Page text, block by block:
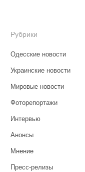
Рубрики
Одесские новости
Украинские новости
Мировые новости
Фоторепортажи
Интервью
Анонсы
Мнение
Пресс-релизы